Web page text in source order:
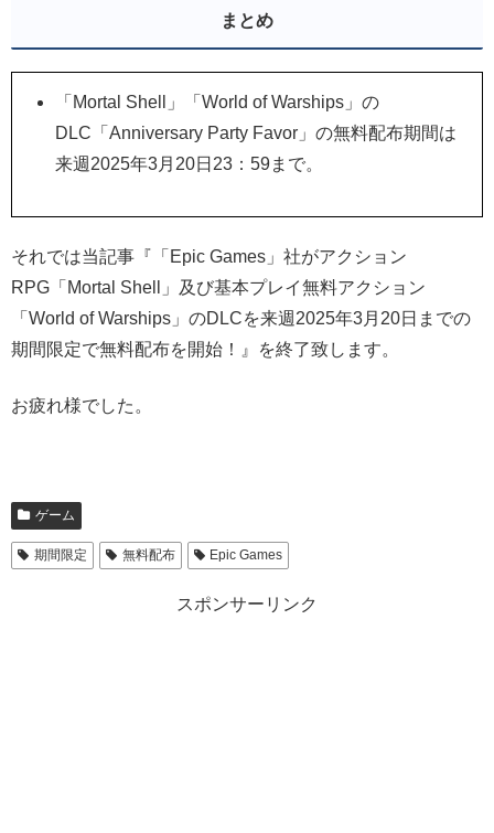
まとめ
「Mortal Shell」「World of Warships」の
DLC「Anniversary Party Favor」の無料配布期間は
来週2025年3月20日23：59まで。
それでは当記事『「Epic Games」社がアクション
RPG「Mortal Shell」及び基本プレイ無料アクション
「World of Warships」のDLCを来週2025年3月20日までの
期間限定で無料配布を開始！』を終了致します。
お疲れ様でした。
ゲーム
期間限定 無料配布 Epic Games
スポンサーリンク